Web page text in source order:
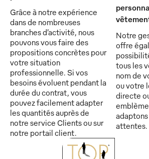
Grâce à notre expérience
dans de nombreuses
branches d’activité, nous
pouvons vous faire des
propositions concrètes pour
votre situation
professionnelle. Si vos
besoins évoluent pendant la
durée du contrat, vous
pouvez facilement adapter
les quantités auprès de
notre service Clients ou sur
notre portail client.
Notre
offre
tous les
nom de
ou votre
directe
attentes.